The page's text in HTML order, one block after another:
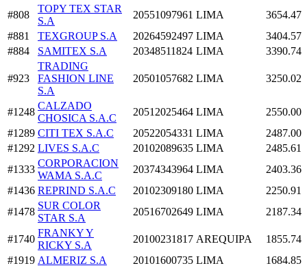
#808
TOPY TEX STAR
S.A
20551097961 LIMA
3654.47
#881
TEXGROUP S.A 20264592497 LIMA
3404.57
#884
SAMITEX S.A 20348511824 LIMA 3390.74
#923
TRADING
FASHION LINE
S.A
20501057682 LIMA 3250.02
#1248
CALZADO
CHOSICA S.A.C
20512025464 LIMA
2550.00
#1289 CITI TEX S.A.C 20522054331 LIMA
2487.00
#1292 LIVES S.A.C 20102089635 LIMA
2485.61
#1333
CORPORACION
WAMA S.A.C
20374343964 LIMA
2403.36
#1436 REPRIND S.A.C 20102309180 LIMA
2250.91
#1478
SUR COLOR
STAR S.A
20516702649 LIMA 2187.34
#1740
FRANKY Y
RICKY S.A
20100231817 AREQUIPA
1855.74
#1919 ALMERIZ S.A 20101600735 LIMA 1684.85